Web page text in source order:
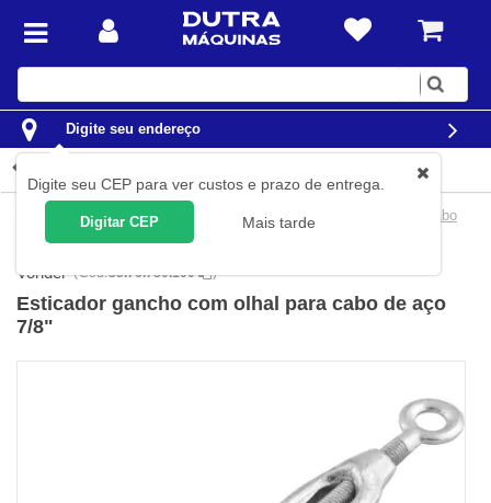
Digite
Digite seu endereço
Digite seu CEP para ver custos e prazo de entrega.
Digitar CEP Mais tarde
Movimentação de Carga Cabos de Aço
Acessórios para cabo
Esticadores para Cabos de Aço
Vonder (Cód.35.76.780.100 )
Esticador gancho com olhal para cabo de aço
7/8"